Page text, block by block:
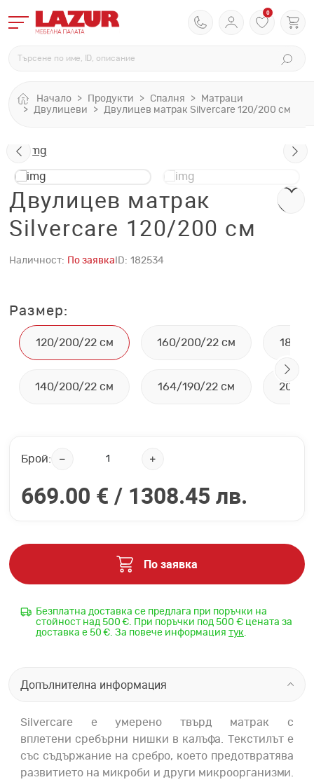
0
Начало Продукти Спалня
Матраци
Двулицеви
Двулицев матрак Silvercare 120/200 см
Двулицев матрак
Silvercare 120/200 см
Наличност: По заявка ID: 182534
Размер:
120/200/22 см
140/200/22 см
160/200/22 см
164/190/22 см
180/
200/
Брой:
669.00 € / 1308.45 лв.
По заявка
Безплатна доставка се предлага при поръчки на
стойност над 500 €. При поръчки под 500 € цената за
доставка е 50 €. За повече информация тук.
Допълнителна информация
Silvercare е умерено твърд матрак с
вплетени сребърни нишки в калъфа. Текстилът е
със съдържание на сребро, което предотвратява
развитието на микроби и други микроорганизми.